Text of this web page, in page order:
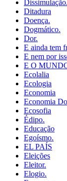
Dissimulação.
Ditadura
Doença.
Dogmático.
Dor.
E ainda tem
E nem por
E O
Ecolalia
Ecologia
Economia
Economia
Ecosofia
Édipo.
Educação
Egoísmo.
EL PAÍS
Eleições
Eleitor.
Elogio.